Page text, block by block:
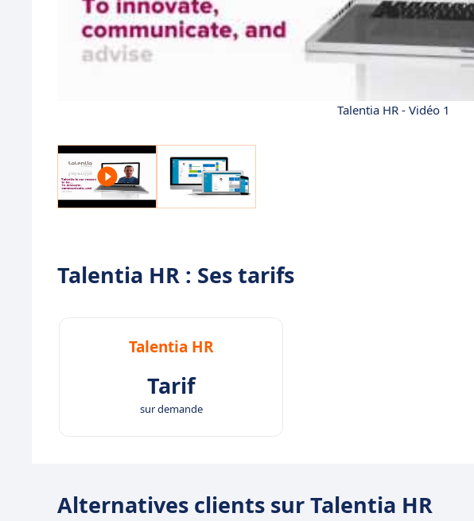
Talentia HR - Vidéo 1
Talentia HR : Ses tarifs
Talentia HR
Tarif
sur demande
Alternatives clients sur Talentia HR